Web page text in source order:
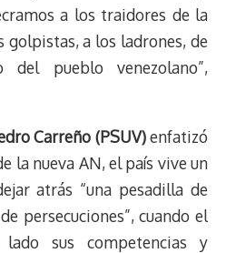
a los traidores de la
golpistas, a los ladrones, de
del pueblo venezolano”,
Carreño (PSUV)enfatizó
la nueva AN, el país vive un
atrás “una pesadilla de
persecuciones”, cuando el
sus competencias y